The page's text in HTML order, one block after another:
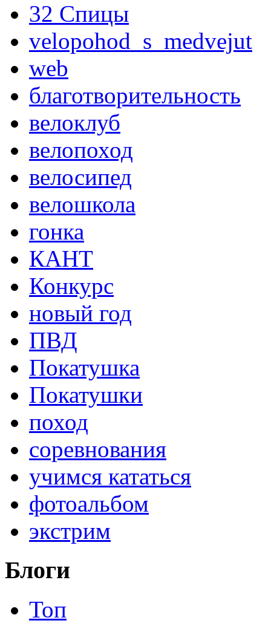
32 Спицы
velopohod_s_medvejut
web
благотворительность
велоклуб
велопоход
велосипед
велошкола
гонка
КАНТ
Конкурс
новый год
ПВД
Покатушка
Покатушки
поход
соревнования
учимся кататься
фотоальбом
экстрим
Блоги
Топ